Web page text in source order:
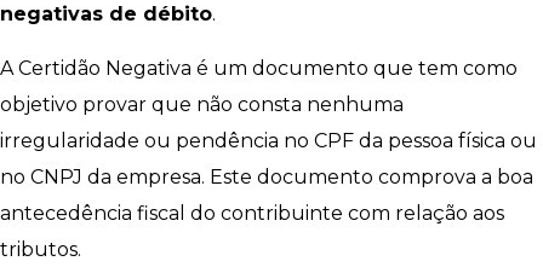
negativas de débito.
A Certidão Negativa é um documento que tem como
objetivo provar que não consta nenhuma
irregularidade ou pendência no CPF da pessoa física ou
no CNPJ da empresa. Este documento comprova a boa
antecedência fiscal do contribuinte com relação aos
tributos.